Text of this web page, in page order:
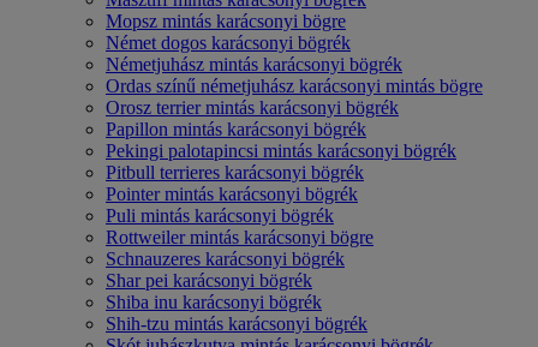
Mopsz mintás karácsonyi bögre
Német dogos karácsonyi bögrék
Németjuhász mintás karácsonyi bögrék
Ordas színű németjuhász karácsonyi mintás bögre
Orosz terrier mintás karácsonyi bögrék
Papillon mintás karácsonyi bögrék
Pekingi palotapincsi mintás karácsonyi bögrék
Pitbull terrieres karácsonyi bögrék
Pointer mintás karácsonyi bögrék
Puli mintás karácsonyi bögrék
Rottweiler mintás karácsonyi bögre
Schnauzeres karácsonyi bögrék
Shar pei karácsonyi bögrék
Shiba inu karácsonyi bögrék
Shih-tzu mintás karácsonyi bögrék